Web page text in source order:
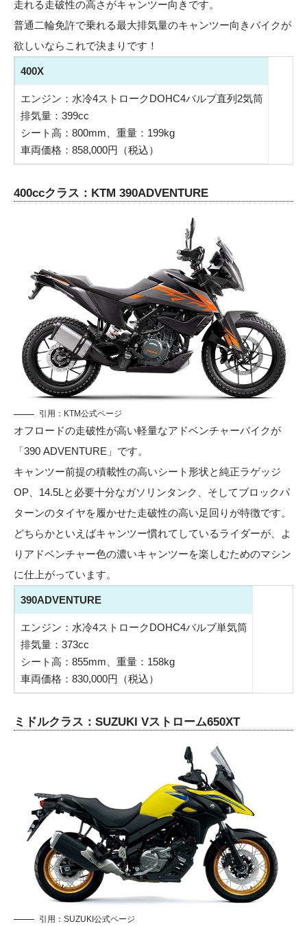
走れる走破性の高さがキャンツー向きです。
普通二輪免許で乗れる最大排気量のキャンツー向きバイクが
欲しいならこれで決まりです！
400X
エンジン：水冷4ストロークDOHC4バルブ直列2気筒
排気量：399cc
シート高：800mm、重量：199kg
車両価格：858,000円（税込）
400ccクラス：KTM 390ADVENTURE
引用： KTM公式ページ
オフロードの走破性が高い軽量なアドベンチャーバイクが
「390 ADVENTURE」です。
キャンツー前提の積載性の高いシート形状と純正ラゲッジ
OP、14.5Lと必要十分なガソリンタンク、そしてブロックパ
ターンのタイヤを履かせた走破性の高い足回りが特徴です。
どちらかといえばキャンツー慣れてしているライダーが、よ
りアドベンチャー色の濃いキャンツーを楽しむためのマシン
に仕上がっています。
390ADVENTURE
エンジン：水冷4ストロークDOHC4バルブ単気筒
排気量：373cc
シート高：855mm、重量：158kg
車両価格：830,000円（税込）
ミドルクラス：SUZUKI Vストローム650XT
引用： SUZUKI公式ページ